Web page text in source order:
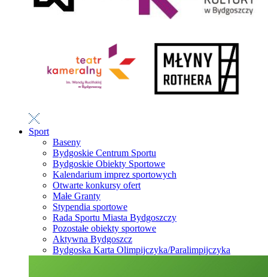
Sport
Baseny
Bydgoskie Centrum Sportu
Bydgoskie Obiekty Sportowe
Kalendarium imprez sportowych
Otwarte konkursy ofert
Małe Granty
Stypendia sportowe
Rada Sportu Miasta Bydgoszczy
Pozostałe obiekty sportowe
Aktywna Bydgoszcz
Bydgoska Karta Olimpijczyka/Paralimpijczyka